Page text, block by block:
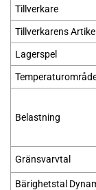
Tillverkare
Tillverkarens
Lagerspel
Belastning
Gränsvarvtal
Bärighetstal